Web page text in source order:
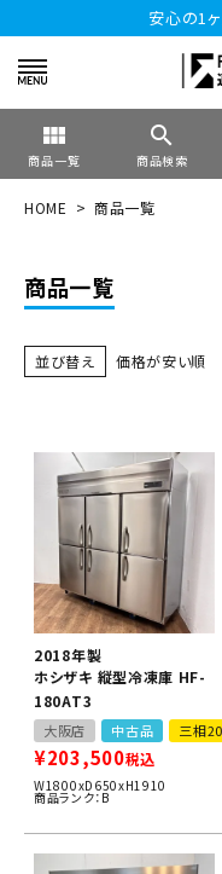
安心の1
view_module
商品一覧
search
商品検索
HOME 商品一覧
商品一覧
並び替え 価格が安い順
2018年製
ホシザキ 縦型冷凍庫 HF-
180AT3
大阪店 中古品 三相
¥203,500税込
W1800xD650xH1910
商品ランク：B